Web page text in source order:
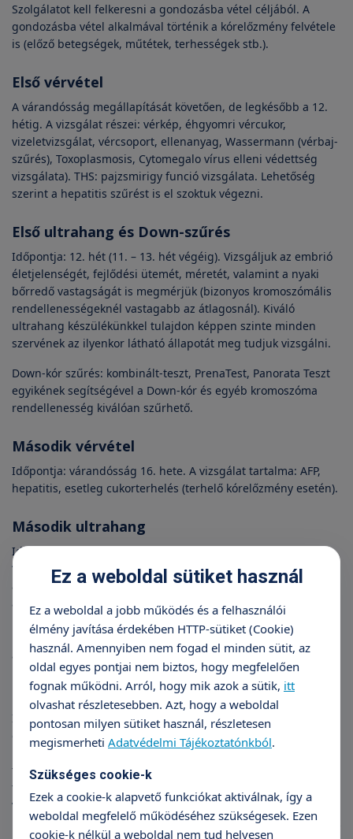
Szolgálatot kell felkeresni a gondozásba vétel céljából. A
gondozásba vétel alkalmával történik a kórelőzmény felvétele
is (előző betegségek, műtétek, terhességek stb.).
Első vérvétel
A várandósság megállapítását követően, de legkésőbb a 12.
hétig. A vizsgálat részei: vérkép, éhgyomri vércukor,
vizeletvizsgálat, vércsoport, ellenanyag, Wassermann (vérbaj-
szűrés), Toxoplasmosis, Cytomegalo vírus elleni védettség
vizsgálata). THS: pajzsmirigy funció vizsgálata. Lehetőség
szerint a hepatitis szűrést is el szoktuk végezni.
Első ultrahang és Down-szűrés
Időpontja: 12. hét (11. – 13. hét végéig). Vizsgáljuk az embrió
életjelenségét, fejlődési ütemét, méretét, valamint a nyaki
bőrredő vastagságát is megmérjük (bizonyos kromoszómális
rendellenességeknél vastagabb az átlagosnál). Kiváló
ultrahang készülékünkkel tulajdon képpen szinte minden
szervének az ilyenkor látható állapotát meg tudjuk vizsgálni.
Down-kór szűrés: kombinált-teszt, PrenaTest, Panorata Teszt
egyikének segítségével a Down-kór és egyéb kromoszóma
rendellenesség kiválóan szűrhető.
Második vérvétel
Időpontja: várandósság 16. hete. A vizsgálat tartalma: AFP,
hepatitis, esetleg cukorterhelés (terhelő kórelőzmény esetén).
Második ultrahang
Időpontja: várandósság 18-22. hete között. Ezt szokták az ún.
“genetikai ultrahang” vizsgálatnak nevezni. A vizsgálat során
a fejlődés ütemét, a magzati méreteket vizsgáljuk. Keressük
az anatómiai rendellenességeket, fejlődési
rendellenességeket, a méhlepény helyzetét, a magzatvíz
mennyiségét. Ebben a korban már 100%-ban megállapítható
a magzat neme.
Harmadik vérvétel
Időpontja: a váradósság 24. hete. A vizsgálat tartalma: vérkép
ellenőrzés, máj- és vesefunkció, Rh-ellenanyag szűrés (csak
Rh negatív anyáknál), terheléses vércukor vizsgálat (OGTT). A
terheléses vércukor vizsgálat nagyon fontos, a látens
terhességi cukorbetegséget szűrjük vele. Egy éhgyomri
vércukor és 75 gramm cukrot tartalmazó szirup megivása
utáni két órás vércukor eredmény összehasonlításából tudunk
Ez a weboldal sütiket használ
Ez a weboldal a jobb működés és a felhasználói
élmény javítása érdekében HTTP-sütiket (Cookie)
használ. Amennyiben nem fogad el minden sütit, az
oldal egyes pontjai nem biztos, hogy megfelelően
fognak működni. Arról, hogy mik azok a sütik, itt
olvashat részletesebben. Azt, hogy a weboldal
pontosan milyen sütiket használ, részletesen
megismerheti Adatvédelmi Tájékoztatónkból.
Szükséges cookie-k
Ezek a cookie-k alapvető funkciókat aktiválnak, így a
weboldal megfelelő működéséhez szükségesek. Ezen
cookie-k nélkül a weboldal nem tud helyesen